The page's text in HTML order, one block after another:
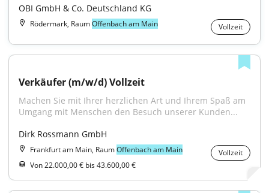
OBI GmbH & Co. Deutschland KG
Rödermark, RaumOffenbach am Main Vollzeit
Verkäufer (m/w/d) Vollzeit
Machen Sie mit Ihrer herzlichen Art und Ihrem Spaß am
Umgang mit Menschen den Besuch unserer Kunden...
Dirk Rossmann GmbH
Frankfurt am Main, RaumOffenbach am Main
Vollzeit
Von 22.000,00 € bis 43.600,00 €